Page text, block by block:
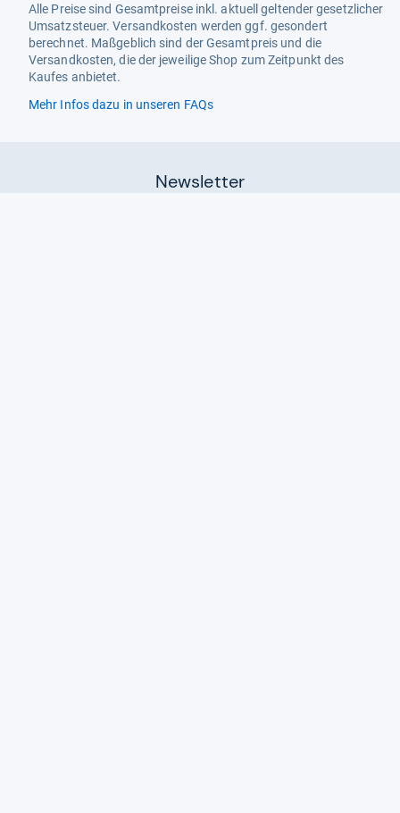
Alle Preise sind Gesamtpreise inkl. aktuell geltender gesetzlicher
Umsatzsteuer. Versandkosten werden ggf. gesondert
berechnet. Maßgeblich sind der Gesamtpreis und die
Versandkosten, die der jeweilige Shop zum Zeitpunkt des
Kaufes anbietet.
Mehr Infos dazu in unseren FAQs
Newsletter